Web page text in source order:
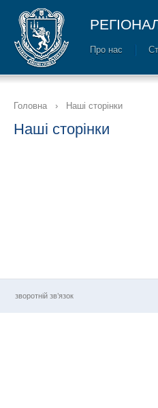
Про нас
Головна › Наші сторінки
Наші сторінки
зворотній зв’язок